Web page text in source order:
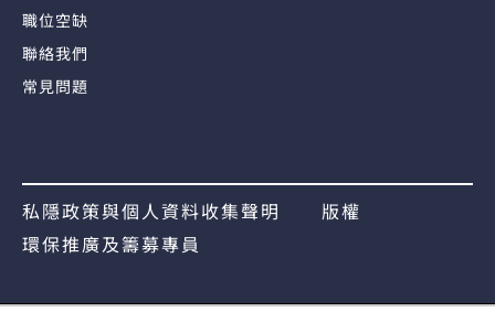
職位空缺
聯絡我們
常見問題
私隱政策與個人資料收集聲明
版權
環保推廣及籌募專員